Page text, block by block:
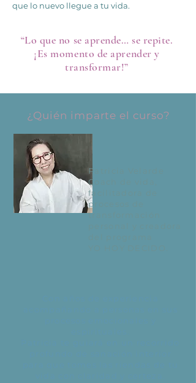
que lo nuevo llegue a tu vida.
“Lo que no se aprende… se repite.
¡Es momento de aprender y
transformar!”
¿Quién imparte el curso?
Patricia Velarde
Coach de vida,
facilitadora de
procesos de
transformación